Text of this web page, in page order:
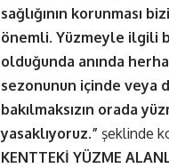
sağlığının korunması
önemli. Yüzmeyle ilgili
olduğunda anında
sezonunun içinde veya
bakılmaksızın orada
yasaklıyoruz.” şeklinde
KENTTEKİ YÜZME